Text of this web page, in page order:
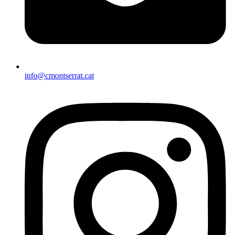
info@cmontserrat.cat